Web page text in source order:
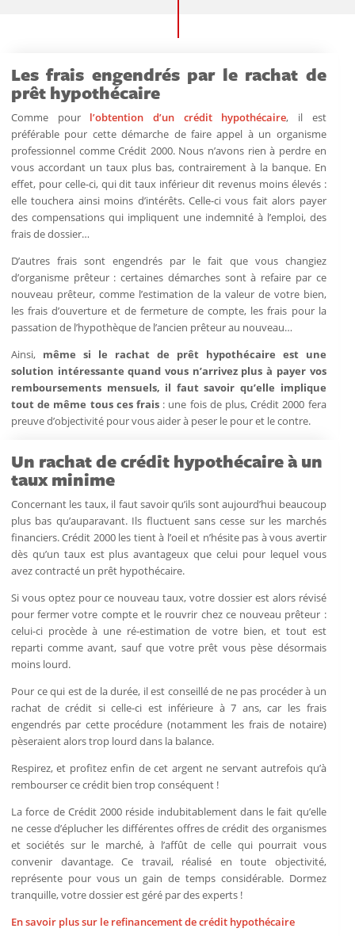
Les frais engendrés par le rachat de
prêt hypothécaire
Comme pour l’obtention d’un crédit hypothécaire, il est
préférable pour cette démarche de faire appel à un organisme
professionnel comme Crédit 2000. Nous n’avons rien à perdre en
vous accordant un taux plus bas, contrairement à la banque. En
effet, pour celle-ci, qui dit taux inférieur dit revenus moins élevés :
elle touchera ainsi moins d’intérêts. Celle-ci vous fait alors payer
des compensations qui impliquent une indemnité à l’emploi, des
frais de dossier…
D’autres frais sont engendrés par le fait que vous changiez
d’organisme prêteur : certaines démarches sont à refaire par ce
nouveau prêteur, comme l’estimation de la valeur de votre bien,
les frais d’ouverture et de fermeture de compte, les frais pour la
passation de l’hypothèque de l’ancien prêteur au nouveau…
Ainsi, même si le rachat de prêt hypothécaire est une
solution intéressante quand vous n’arrivez plus à payer vos
remboursements mensuels, il faut savoir qu’elle implique
tout de même tous ces frais : une fois de plus, Crédit 2000 fera
preuve d’objectivité pour vous aider à peser le pour et le contre.
Un rachat de crédit hypothécaire à un
taux minime
Concernant les taux, il faut savoir qu’ils sont aujourd’hui beaucoup
plus bas qu’auparavant. Ils fluctuent sans cesse sur les marchés
financiers. Crédit 2000 les tient à l’oeil et n’hésite pas à vous avertir
dès qu’un taux est plus avantageux que celui pour lequel vous
avez contracté un prêt hypothécaire.
Si vous optez pour ce nouveau taux, votre dossier est alors révisé
pour fermer votre compte et le rouvrir chez ce nouveau prêteur :
celui-ci procède à une ré-estimation de votre bien, et tout est
reparti comme avant, sauf que votre prêt vous pèse désormais
moins lourd.
Pour ce qui est de la durée, il est conseillé de ne pas procéder à un
rachat de crédit si celle-ci est inférieure à 7 ans, car les frais
engendrés par cette procédure (notamment les frais de notaire)
pèseraient alors trop lourd dans la balance.
Respirez, et profitez enfin de cet argent ne servant autrefois qu’à
rembourser ce crédit bien trop conséquent !
La force de Crédit 2000 réside indubitablement dans le fait qu’elle
ne cesse d’éplucher les différentes offres de crédit des organismes
et sociétés sur le marché, à l’affût de celle qui pourrait vous
convenir davantage. Ce travail, réalisé en toute objectivité,
représente pour vous un gain de temps considérable. Dormez
tranquille, votre dossier est géré par des experts !
En savoir plus sur le refinancement de crédit hypothécaire